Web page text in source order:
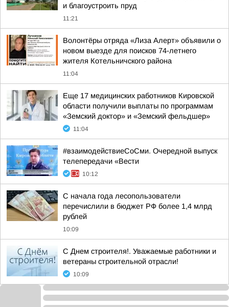
и благоустроить пруд
11:21
Волонтёры отряда «Лиза Алерт» объявили о
новом выезде для поисков 74-летнего
жителя Котельничского района
11:04
Еще 17 медицинских работников Кировской
области получили выплаты по программам
«Земский доктор» и «Земский фельдшер»
11:04
#взаимодействиеСоСми. Очередной выпуск
телепередачи «Вести
10:12
С начала года лесопользователи
перечислили в бюджет РФ более 1,4 млрд
рублей
10:09
С Днем строителя!. Уважаемые работники и
ветераны строительной отрасли!
10:09